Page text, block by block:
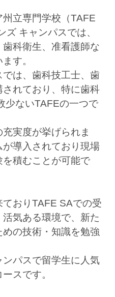
立専門学校（TAFE
キャンパスでは、
科衛生、准看護師な
す。
は、歯科技工士、歯
れており、特に歯科
少ないTAFEの一つで
実度が挙げられま
導入されており現場
積むことが可能で
おりTAFE SAでの受
気ある環境で、新た
の技術・知識を勉強
パスで留学生に人気
スです。